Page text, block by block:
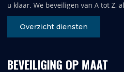
u klaar. We beveiligen van A tot Z,
Overzicht diensten
BEVEILIGING OP MAAT